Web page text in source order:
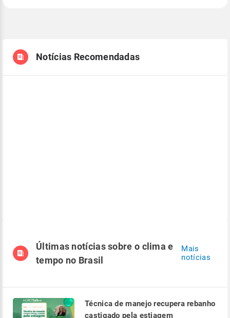
Notícias Recomendadas
Últimas notícias sobre o clima e
tempo no Brasil
Mais
notícias
Técnica de manejo recupera rebanho
castigado pela estiagem